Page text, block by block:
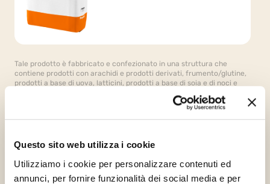
Questo sito web utilizza i cookie
Utilizziamo i cookie per personalizzare contenuti ed
annunci, per fornire funzionalità dei social media e per
Tale prodotto è fabbricato e confezionato in una struttura che
contiene prodotti con arachidi e prodotti derivati, frumento/glutine,
prodotti a base di uova, latticini, prodotti a base di soia e di noci e
sempre attentamente gli ingredienti e tutte le informazioni sul
Richiedi informazioni